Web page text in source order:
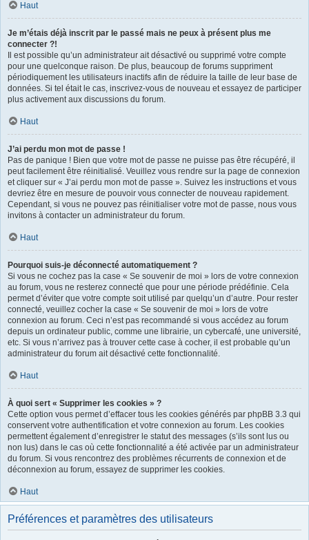
Haut
Je m’étais déjà inscrit par le passé mais ne peux à présent plus me
connecter ?!
Il est possible qu’un administrateur ait désactivé ou supprimé votre compte
pour une quelconque raison. De plus, beaucoup de forums suppriment
périodiquement les utilisateurs inactifs afin de réduire la taille de leur base de
données. Si tel était le cas, inscrivez-vous de nouveau et essayez de participer
plus activement aux discussions du forum.
Haut
J’ai perdu mon mot de passe !
Pas de panique ! Bien que votre mot de passe ne puisse pas être récupéré, il
peut facilement être réinitialisé. Veuillez vous rendre sur la page de connexion
et cliquer sur « J’ai perdu mon mot de passe ». Suivez les instructions et vous
devriez être en mesure de pouvoir vous connecter de nouveau rapidement.
Cependant, si vous ne pouvez pas réinitialiser votre mot de passe, nous vous
invitons à contacter un administrateur du forum.
Haut
Pourquoi suis-je déconnecté automatiquement ?
Si vous ne cochez pas la case « Se souvenir de moi » lors de votre connexion
au forum, vous ne resterez connecté que pour une période prédéfinie. Cela
permet d’éviter que votre compte soit utilisé par quelqu’un d’autre. Pour rester
connecté, veuillez cocher la case « Se souvenir de moi » lors de votre
connexion au forum. Ceci n’est pas recommandé si vous accédez au forum
depuis un ordinateur public, comme une librairie, un cybercafé, une université,
etc. Si vous n’arrivez pas à trouver cette case à cocher, il est probable qu’un
administrateur du forum ait désactivé cette fonctionnalité.
Haut
À quoi sert « Supprimer les cookies » ?
Cette option vous permet d’effacer tous les cookies générés par phpBB 3.3 qui
conservent votre authentification et votre connexion au forum. Les cookies
permettent également d’enregistrer le statut des messages (s’ils sont lus ou
non lus) dans le cas où cette fonctionnalité a été activée par un administrateur
du forum. Si vous rencontrez des problèmes récurrents de connexion et de
déconnexion au forum, essayez de supprimer les cookies.
Haut
Préférences et paramètres des utilisateurs